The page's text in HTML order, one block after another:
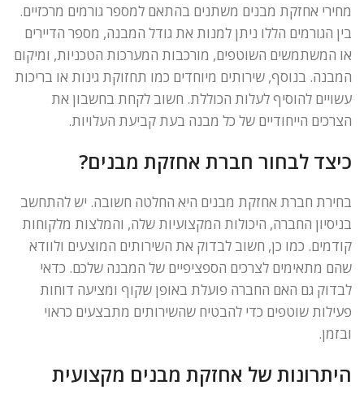
מחירי אחזקת מבנים משתנים בהתאם למספר גורמים מרכזיים.
בין הגורמים הללו ניתן למנות את גודל המבנה, מספר הדיירים
או המשתמשים השוטפים, מורכבות המערכות הטכניות, ומיקום
המבנה. בנוסף, שירותים מיוחדים כמו תחזוקת גינות או בריכות
עשויים להוסיף לעלות הכוללת. חשוב לקחת בחשבון את
הצרכים הייחודיים של כל מבנה בעת קביעת העלויות.
כיצד לבחור חברת אחזקת מבנים?
בחירת חברת אחזקת מבנים היא החלטה חשובה. יש להתחשב
בניסיון החברה, היכולות המקצועיות שלה, והמלצות מלקוחות
קודמים. כמו כן, חשוב לבדוק את השירותים המוצעים ולוודא
שהם מתאימים לצרכים הספציפיים של המבנה שלכם. כדאי
לבדוק גם האם החברה פועלת באופן שקוף ומציעה דוחות
פעילות שוטפים כדי להבטיח שהשירותים מתבצעים כראוי
ובזמן.
היתרונות של אחזקת מבנים מקצועית